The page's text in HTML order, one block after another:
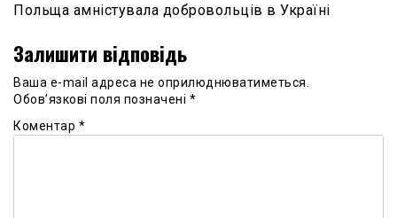
Польща амністувала добровольців в Україні
Залишити відповідь
Ваша e-mail адреса не оприлюднюватиметься.
Обов’язкові поля позначені *
Коментар *